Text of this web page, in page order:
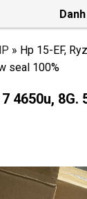
» Hp 15-EF,
seal 100%
4650u, 8G.